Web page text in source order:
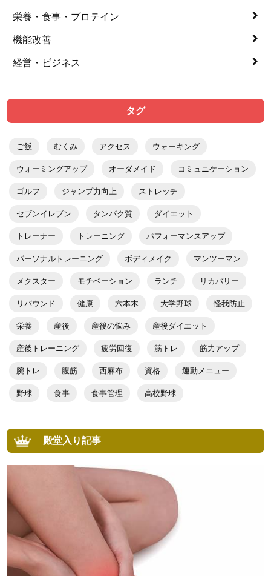
栄養・食事・プロテイン
機能改善
経営・ビジネス
タグ
ご飯 むくみ アクセス ウォーキング
ウォーミングアップ オーダメイド コミュニケーション
ゴルフ ジャンプ力向上 ストレッチ
セブンイレブン タンパク質 ダイエット
トレーナー トレーニング パフォーマンスアップ
パーソナルトレーニング ボディメイク マンツーマン
メクスター モチベーション ランチ リカバリー
リバウンド 健康 六本木 大学野球 怪我防止
栄養 産後 産後の悩み 産後ダイエット
産後トレーニング 疲労回復 筋トレ 筋力アップ
腕トレ 腹筋 西麻布 資格 運動メニュー
野球 食事 食事管理 高校野球
殿堂入り記事